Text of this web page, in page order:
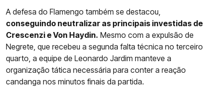
A defesa do Flamengo também se destacou,
conseguindo neutralizar as principais investidas de
Crescenzi e Von Haydin. Mesmo com a expulsão de
Negrete, que recebeu a segunda falta técnica no terceiro
quarto, a equipe de Leonardo Jardim manteve a
organização tática necessária para conter a reação
candanga nos minutos finais da partida.